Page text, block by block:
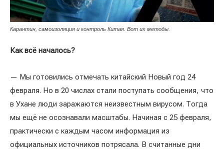
Карантин, самоизоляция и контроль Китая. Вот их методы.
Как всё началось?
— Мы готовились отмечать китайский Новый год 24
февраля. Но в 20 числах стали поступать сообщения, что
в Ухане люди заражаются неизвестным вирусом. Тогда
мы ещё не осознавали масштабы. Начиная с 25 февраля,
практически с каждым часом информация из
официальных источников потрясала. В считанные дни